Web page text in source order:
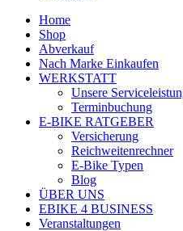
Home
Shop
Abverkauf
Nach Marke Einkaufen
WERKSTATT
Unsere
Terminbuchung
E-BIKE RATGEBER
Versicherung
Reichweitenrechner
E-Bike Typen
Blog
ÜBER UNS
EBIKE 4 BUSINESS
Veranstaltungen